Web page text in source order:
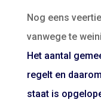
Nog eens
vanwege te
Het aantal
regelt en
staat is